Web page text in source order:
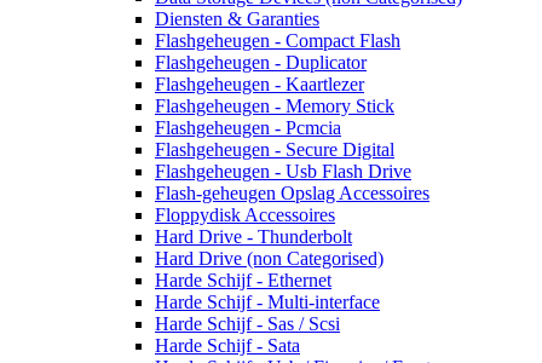
Diensten & Garanties
Flashgeheugen - Compact Flash
Flashgeheugen - Duplicator
Flashgeheugen - Kaartlezer
Flashgeheugen - Memory Stick
Flashgeheugen - Pcmcia
Flashgeheugen - Secure Digital
Flashgeheugen - Usb Flash Drive
Flash-geheugen Opslag Accessoires
Floppydisk Accessoires
Hard Drive - Thunderbolt
Hard Drive (non Categorised)
Harde Schijf - Ethernet
Harde Schijf - Multi-interface
Harde Schijf - Sas / Scsi
Harde Schijf - Sata